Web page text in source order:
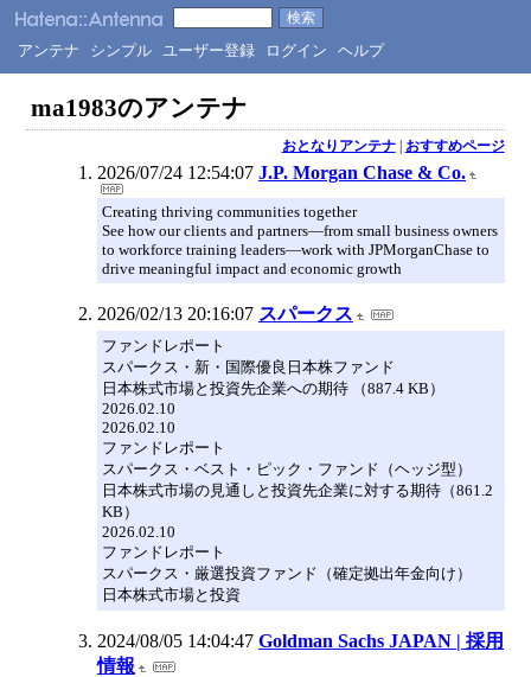
アンテナ シンプル ユーザー登録 ログイン ヘルプ
ma1983のアンテナ
おとなりアンテナ| おすすめページ
2026/07/24 12:54:07 J.P. Morgan Chase & Co.
Creating thriving communities together
See how our clients and partners—from small business owners
to workforce training leaders—work with JPMorganChase to
drive meaningful impact and economic growth
2026/02/13 20:16:07 スパークス
ファンドレポート
スパークス・新・国際優良日本株ファンド
日本株式市場と投資先企業への期待 （887.4 KB）
2026.02.10
2026.02.10
ファンドレポート
スパークス・ベスト・ピック・ファンド（ヘッジ型）
日本株式市場の見通しと投資先企業に対する期待（861.2
KB）
2026.02.10
ファンドレポート
スパークス・厳選投資ファンド（確定拠出年金向け）
日本株式市場と投資
2024/08/05 14:04:47 Goldman Sachs JAPAN | 採用
情報